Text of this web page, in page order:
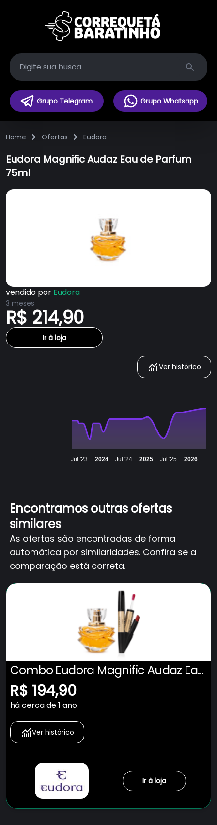
Search
Grupo Telegram Grupo Whatsapp
Home Ofertas Eudora
Eudora Magnific Audaz Eau de Parfum
75ml
vendido por Eudora
3 meses
R$ 214,90
Ir à loja
Ver histórico
Jul '23 2024 Jul '24 2025 Jul '25 2026
Encontramos outras ofertas
similares
As ofertas são encontradas de forma
automática por similaridades. Confira se a
comparação está correta.
Combo Eudora Magnific Audaz Eau
de Parfum 75ml + Batom 1,8g
R$ 194,90
há cerca de 1 ano
Ver histórico
Ir à loja